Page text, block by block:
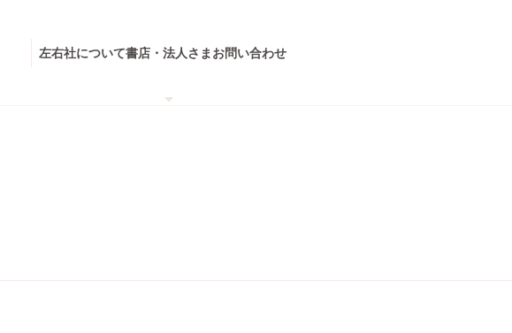
左右社について書店・法人さまお問い合わせ